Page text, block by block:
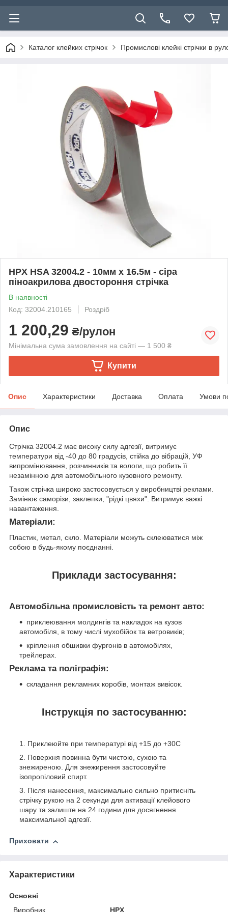
Каталог клейких стрічок Промислові клейкі стрічки в
HPX HSA 32004.2 - 10мм x 16.5м - сіра
піноакрилова двостороння стрічка
В наявності
Код: 32004.210165
Роздріб
1 200,29 ₴/рулон
Мінімальна сума замовлення на сайті — 1 500 ₴
Купити
Опис Характеристики Доставка Оплата Умови
Опис
Стрічка 32004.2 має високу силу адгезії, витримує
температури від -40 до 80 градусів, стійка до вібрацій, УФ
випромінювання, розчинників та вологи, що робить її
незамінною для автомобільного кузовного ремонту.
Також стрічка широко застосовується у виробництві реклами.
Замінює саморізи, заклепки, "рідкі цвяхи". Витримує важкі
навантаження.
Матеріали:
Пластик, метал, скло. Матеріали можуть склеюватися між
собою в будь-якому поєднанні.
Приклади застосування:
Автомобільна промисловість та ремонт авто:
приклеювання молдингів та накладок на кузов
автомобіля, в тому числі мухобійок та ветровиків;
кріплення обшивки фургонів в автомобілях,
трейлерах.
Реклама та поліграфія:
складання рекламних коробів, монтаж вивісок.
Інструкція по застосуванню:
Приклеюйте при температурі від +15 до +30С
Поверхня повинна бути чистою, сухою та
знежиреною. Для знежирення застосовуйте
ізопропіловий спирт.
Після нанесення, максимально сильно притисніть
стрічку рукою на 2 секунди для активації клейового
шару та залиште на 24 години для досягнення
максимальної адгезії.
Приховати
Характеристики
Основні
Виробник
HPX